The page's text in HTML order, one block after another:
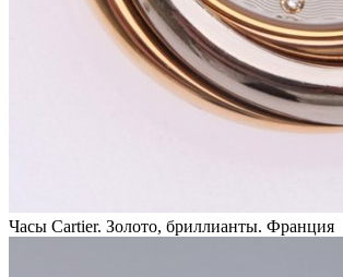
Часы Cartier. Золото, бриллианты. Франция